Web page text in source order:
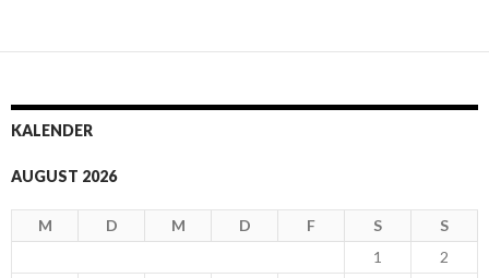
KALENDER
AUGUST 2026
M D M D F S
S
1
2